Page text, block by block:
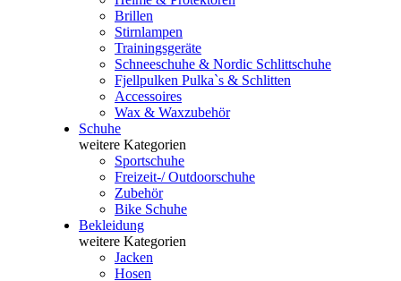
Brillen
Stirnlampen
Trainingsgeräte
Schneeschuhe & Nordic Schlittschuhe
Fjellpulken Pulka`s & Schlitten
Accessoires
Wax & Waxzubehör
Schuhe
weitere Kategorien
Sportschuhe
Freizeit-/ Outdoorschuhe
Zubehör
Bike Schuhe
Bekleidung
weitere Kategorien
Jacken
Hosen